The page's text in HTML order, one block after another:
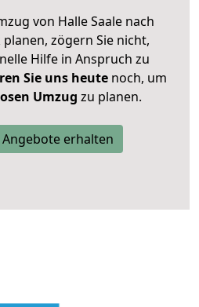
von Halle Saale nach
zögern Sie nicht,
Hilfe in Anspruch zu
Sie uns heutenoch, um
Umzug zu planen.
erhalten